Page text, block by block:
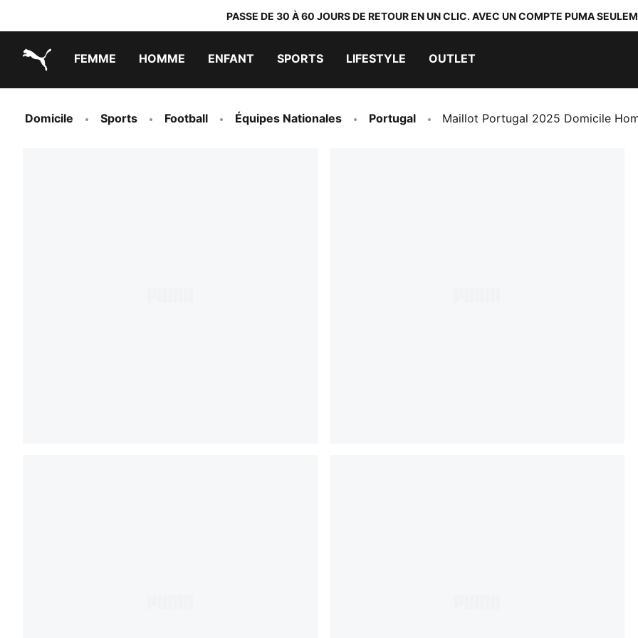
PASSE DE 30 À 60 JOURS DE RETOUR EN UN CLIC. AVEC UN COMPTE PUMA
FEMME HOMME ENFANT SPORTS LIFESTYLE OUTLET
Domicile Sports Football Équipes Nationales Portugal Maillot Portugal 2025 Domicile